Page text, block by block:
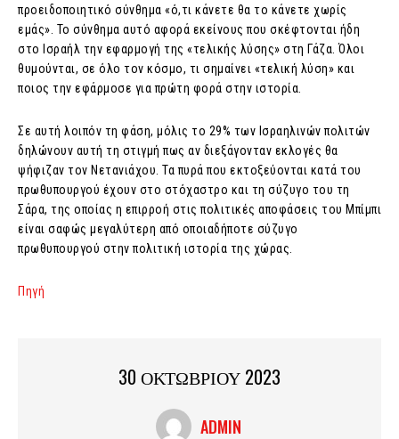
προειδοποιητικό σύνθημα «ό,τι κάνετε θα το κάνετε χωρίς
εμάς». Το σύνθημα αυτό αφορά εκείνους που σκέφτονται ήδη
στο Ισραήλ την εφαρμογή της «τελικής λύσης» στη Γάζα. Όλοι
θυμούνται, σε όλο τον κόσμο, τι σημαίνει «τελική λύση» και
ποιος την εφάρμοσε για πρώτη φορά στην ιστορία.
Σε αυτή λοιπόν τη φάση, μόλις το 29% των Ισραηλινών πολιτών
δηλώνουν αυτή τη στιγμή πως αν διεξάγονταν εκλογές θα
ψήφιζαν τον Νετανιάχου. Τα πυρά που εκτοξεύονται κατά του
πρωθυπουργού έχουν στο στόχαστρο και τη σύζυγο του τη
Σάρα, της οποίας η επιρροή στις πολιτικές αποφάσεις του Μπίμπι
είναι σαφώς μεγαλύτερη από οποιαδήποτε σύζυγο
πρωθυπουργού στην πολιτική ιστορία της χώρας.
Πηγή
30 ΟΚΤΩΒΡΙΟΥ 2023
ADMIN